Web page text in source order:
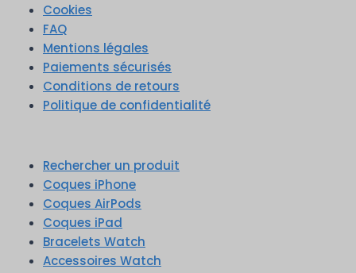
Cookies
FAQ
Mentions légales
Paiements sécurisés
Conditions de retours
Politique de confidentialité
Rechercher un produit
Coques iPhone
Coques AirPods
Coques iPad
Bracelets Watch
Accessoires Watch